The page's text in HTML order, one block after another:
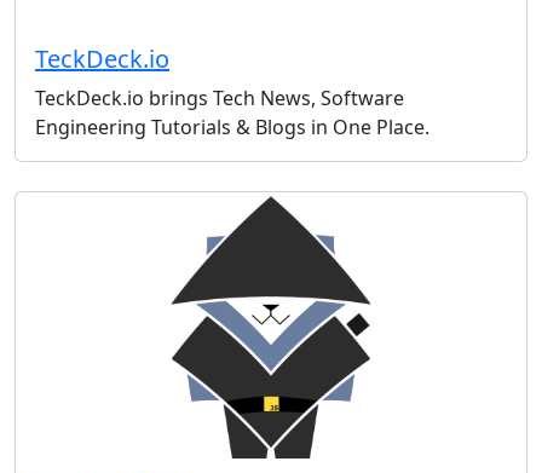
TeckDeck.io
TeckDeck.io brings Tech News, Software
Engineering Tutorials & Blogs in One Place.